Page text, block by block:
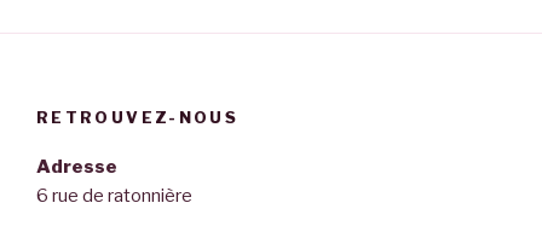
RETROUVEZ-NOUS
Adresse
6 rue de ratonnière